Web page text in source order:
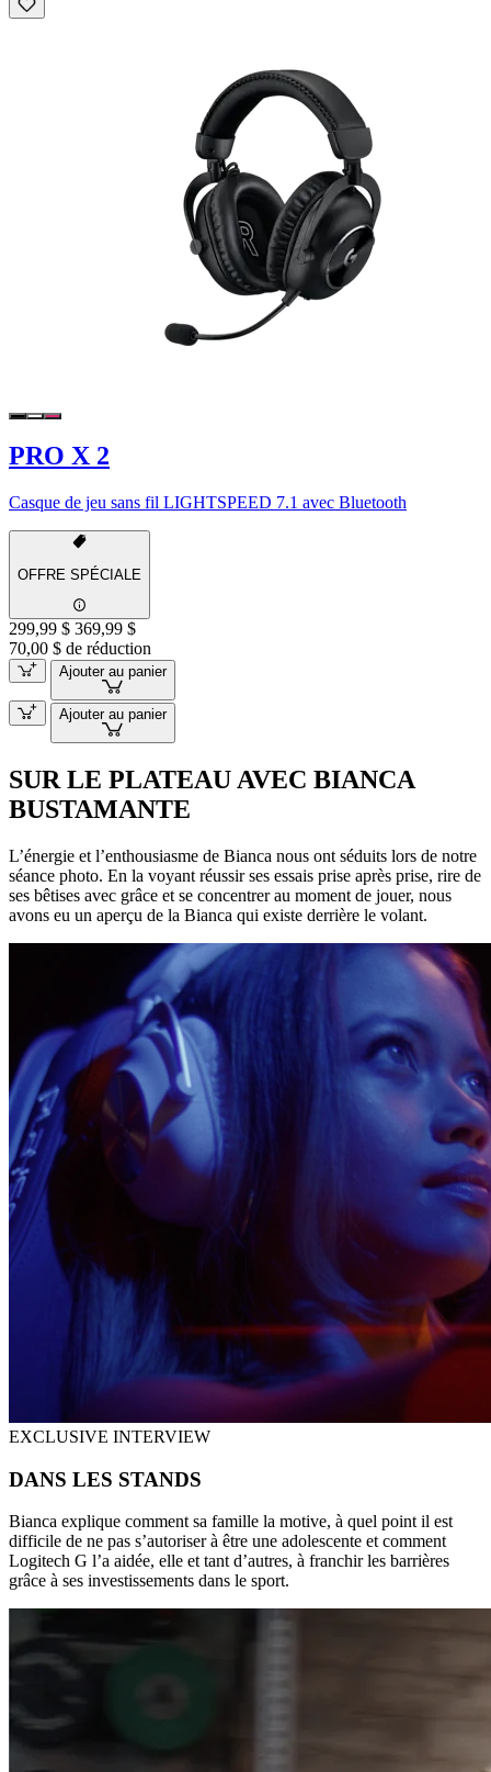
PRO X 2
Casque de jeu sans fil LIGHTSPEED 7.1 avec Bluetooth
OFFRE SPÉCIALE
299,99 $ 369,99 $
70,00 $ de réduction
Ajouter au panier
Ajouter au panier
SUR LE PLATEAU AVEC BIANCA
BUSTAMANTE
L’énergie et l’enthousiasme de Bianca nous ont séduits lors de notre
séance photo. En la voyant réussir ses essais prise après prise, rire de
ses bêtises avec grâce et se concentrer au moment de jouer, nous
avons eu un aperçu de la Bianca qui existe derrière le volant.
EXCLUSIVE INTERVIEW
DANS LES STANDS
Bianca explique comment sa famille la motive, à quel point il est
difficile de ne pas s’autoriser à être une adolescente et comment
Logitech G l’a aidée, elle et tant d’autres, à franchir les barrières
grâce à ses investissements dans le sport.